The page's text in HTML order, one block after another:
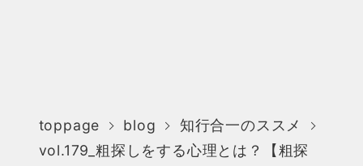
toppage blog
知行合一のススメ
vol.179_粗探しをする心理とは？【粗探